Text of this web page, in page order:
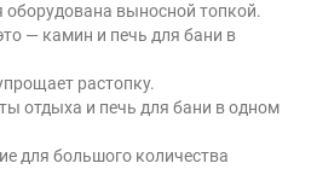
выносной топкой.
— камин и печь для бани в
растопку.
отдыха и печь для бани в одном
для большого количества